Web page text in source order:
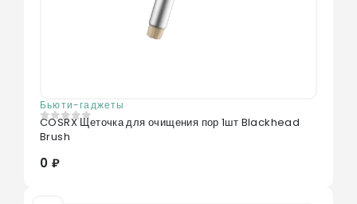
Бьюти-гаджеты
0из 5
COSRX Щеточка для очищения пор 1шт Blackhead
Brush
0 ₽